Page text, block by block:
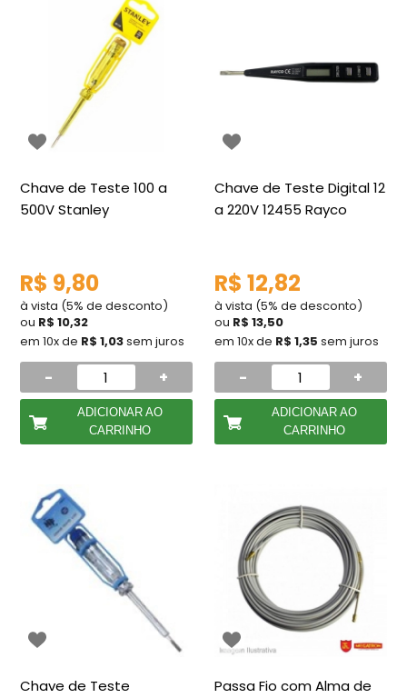
Chave de Teste 100 a
500V Stanley
R$ 9,80
à vista (5% de desconto)
ou R$ 10,32
em 10x de R$ 1,03sem juros
- +
ADICIONAR AO
CARRINHO
Chave de Teste Digital 12
a 220V 12455 Rayco
R$ 12,82
à vista (5% de desconto)
ou R$ 13,50
em 10x de R$ 1,35 sem juros
- +
ADICIONAR AO
CARRINHO
Chave de Teste Passa Fio com Alma de